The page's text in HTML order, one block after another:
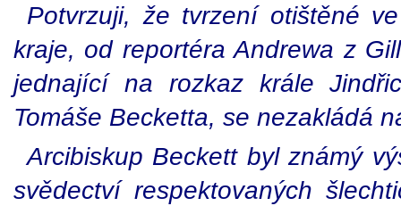
Potvrzuji, že tvrzení otištěné
kraje, od reportéra Andrewa z
jednající na rozkaz krále
Tomáše Becketta, se nezakládá
Arcibiskup Beckett byl známý
svědectví respektovaných